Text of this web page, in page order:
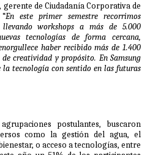
de Ciudadanía Corporativa de
En este primer semestre recorrimos
workshops a más de 5.000
tecnologías de forma cercana,
haber recibido más de 1.400
creatividad y propósito. En Samsung
la tecnología con sentido en las futuras
postulantes, buscaron
como la gestión del agua, el
o acceso a tecnologías, entre